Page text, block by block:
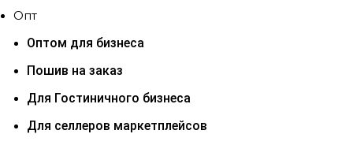
Опт
Оптом для бизнеса
Пошив на заказ
Для Гостиничного бизнеса
Для селлеров маркетплейсов